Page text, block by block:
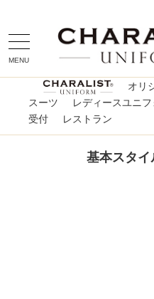
MENU
オリ
スーツ
レディースユニフ
受付
レストラン
基本スタ